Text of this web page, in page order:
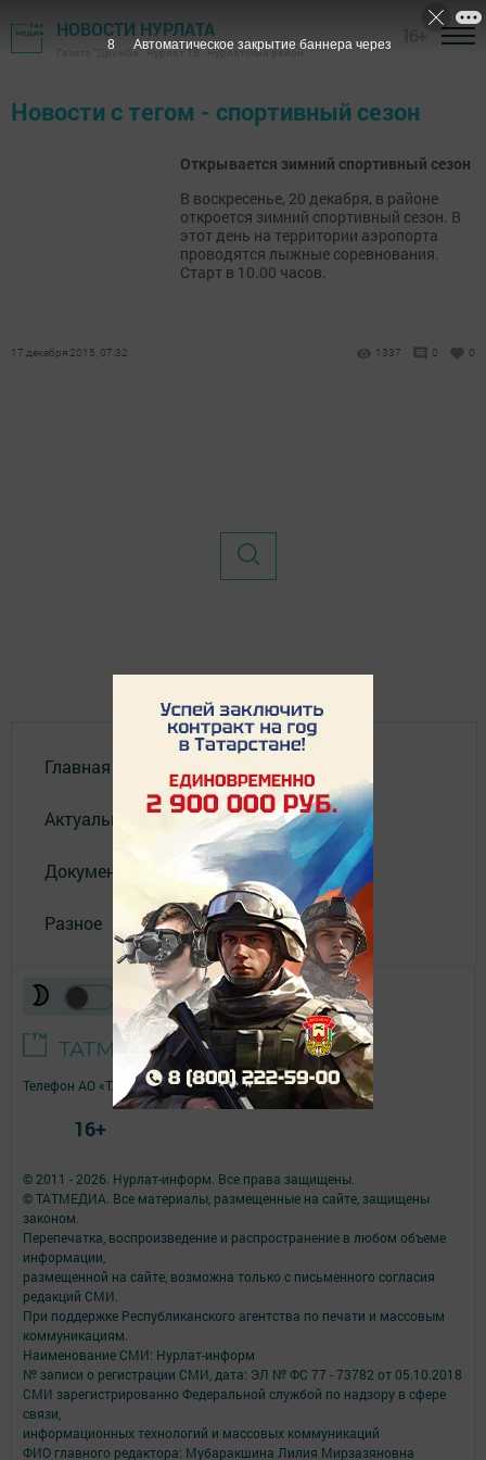
НОВОСТИ НУРЛАТА
Газета "Дружба", Нурлат ТВ - Нурлатский район
Новости с тегом - спортивный сезон
Открывается зимний спортивный сезон
В воскресенье, 20 декабря, в районе
откроется зимний спортивный сезон. В
этот день на территории аэропорта
проводятся лыжные соревнования.
Старт в 10.00 часов.
17 декабря 2015, 07:32 1337 0 0
Главная
Актуальное видео
Документы
Разное
© 2011 - 2026. Нурлат-⁠информ. Все права защищены.
© ТАТМЕДИА. Все материалы, размещенные на сайте, защищены
законом.
Перепечатка, воспроизведение и распространение в любом объеме
информации,
размещенной на сайте, возможна только с письменного согласия
редакций СМИ.
При поддержке Республиканского агентства по печати и массовым
коммуникациям.
Наименование СМИ: Нурлат-⁠информ
№ записи о регистрации СМИ, дата: ЭЛ № ФС 77 -⁠ 73782 от 05.10.2018
СМИ зарегистрированно Федеральной службой по надзору в сфере
связи,
информационных технологий и массовых коммуникаций
ФИО главного редактора: Мубаракшина Лилия Мирзазяновна
Телефон АО «ТАТМЕДИА»:(843) 222 09 84
16+
8 Автоматическое закрытие баннера через